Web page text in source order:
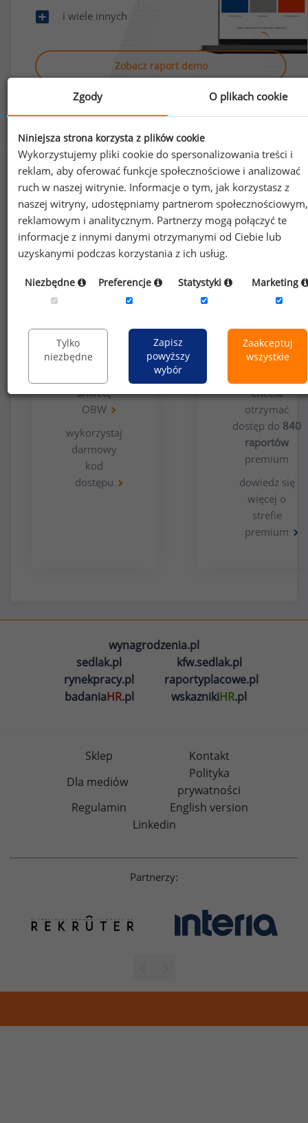
i wiele innych
Zobacz raport demo
Jak uzyskać dostęp do raportu?
bezpłatna
ankietę
OBW
wykorzystaj
darmowy
kod
dostępu
użytkowników
premium
Chcesz
otrzymać
dostęp do 840
raportów
premium
dowiedz się
więcej o
strefie
premium
wynagrodzenia.pl
sedlak.pl
kfw.sedlak.pl
rynekpracy.pl
raportyplacowe.pl
badaniaHR.pl wskaznikiHR.pl
Sklep
Kontakt
Dla mediów
Polityka
prywatności
Regulamin
English version
Linkedin
Partnerzy:
Zgody O plikach cookie
Niniejsza strona korzysta z plików cookie
Wykorzystujemy pliki cookie do spersonalizowania treści i
reklam, aby oferować funkcje społecznościowe i analizować
ruch w naszej witrynie. Informacje o tym, jak korzystasz z
naszej witryny, udostępniamy partnerom społecznościowym,
reklamowym i analitycznym. Partnerzy mogą połączyć te
informacje z innymi danymi otrzymanymi od Ciebie lub
uzyskanymi podczas korzystania z ich usług.
Niezbędne Preferencje Statystyki Marketing
Tylko
niezbędne
Zapisz
powyższy
wybór
Zaakceptuj
wszystkie